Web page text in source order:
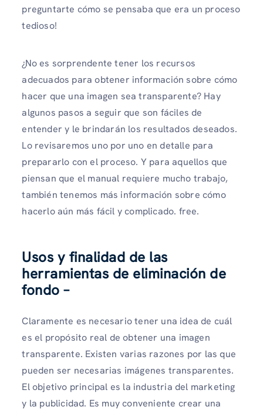
preguntarte cómo se pensaba que era un proceso
tedioso!
¿No es sorprendente tener los recursos
adecuados para obtener información sobre cómo
hacer que una imagen sea transparente? Hay
algunos pasos a seguir que son fáciles de
entender y le brindarán los resultados deseados.
Lo revisaremos uno por uno en detalle para
prepararlo con el proceso. Y para aquellos que
piensan que el manual requiere mucho trabajo,
también tenemos más información sobre cómo
hacerlo aún más fácil y complicado. free.
Usos y finalidad de las
herramientas de eliminación de
fondo –
Claramente es necesario tener una idea de cuál
es el propósito real de obtener una imagen
transparente. Existen varias razones por las que
pueden ser necesarias imágenes transparentes.
El objetivo principal es la industria del marketing
y la publicidad. Es muy conveniente crear una